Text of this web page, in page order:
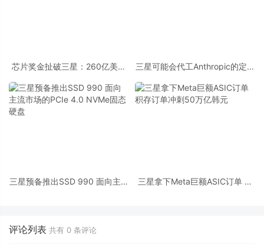
芯片奖金扯破三星：260亿美元
三星可能会代工Anthropic的定制
三星预备推出SSD 990 面向主流
三星拿下Meta巨额ASIC订单 积
评论列表 共有 0 条评论